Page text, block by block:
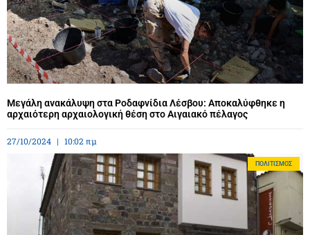
Μεγάλη ανακάλυψη στα Ροδαφνίδια Λέσβου: Αποκαλύφθηκε η
αρχαιότερη αρχαιολογική θέση στο Αιγαιακό πέλαγος
27/10/2024 10:02 πμ
ΠΟΛΙΤΙΣΜΌΣ